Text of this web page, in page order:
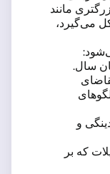
مانند
می‌گیرد،
سال.
و
که بر